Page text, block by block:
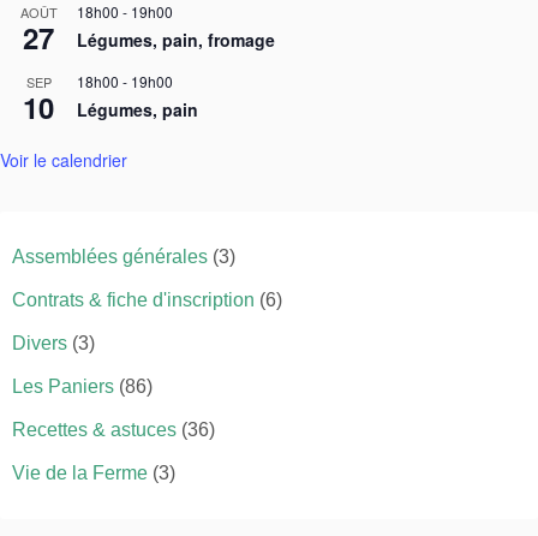
AOÛT
27
18h00 - 19h00
Légumes, pain, fromage
SEP
10
18h00 - 19h00
Légumes, pain
Voir le calendrier
Assemblées générales (3)
Contrats & fiche d'inscription (6)
Divers (3)
Les Paniers (86)
Recettes & astuces (36)
Vie de la Ferme (3)